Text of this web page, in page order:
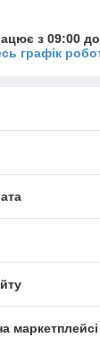
з 09:00
графік
маркетплейсі